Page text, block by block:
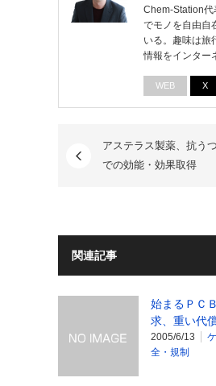
Chem-Station代
でモノを自由自
いる。趣味は旅
情報をインター
WEB X
アステラス製薬、抗う
での効能・効果取得
関連記事
始まるＰＣ
求、重い代
2005/6/13
全・規制